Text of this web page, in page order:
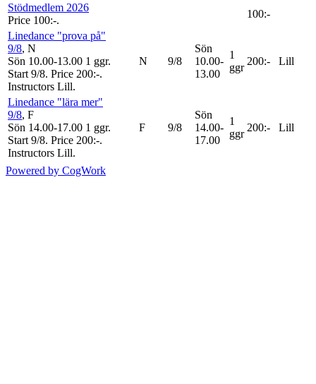
Stödmedlem 2026
Price 100:-.
100:-
Linedance "prova på"
9/8, N
Sön 10.00-13.00 1 ggr.
Start 9/8. Price 200:-.
Instructors Lill.
N 9/8
Sön
10.00-
13.00
1
ggr
200:- Lill
Linedance "lära mer"
9/8, F
Sön 14.00-17.00 1 ggr.
Start 9/8. Price 200:-.
Instructors Lill.
F 9/8
Sön
14.00-
17.00
1
ggr
200:- Lill
Powered by CogWork